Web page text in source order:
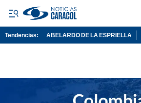
Tendencias: ABELARDO DE LA ESPRIELLA